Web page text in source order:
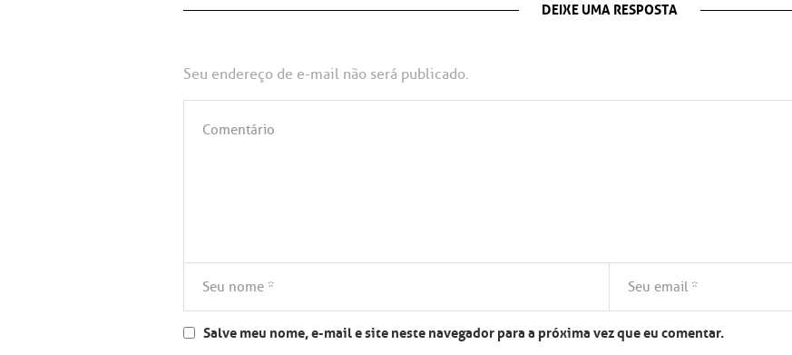
DEIXE UMA RESPOSTA
Seu endereço de e-mail não será publicado.
Salve meu nome, e-mail e site neste navegador para a próxima vez que eu comentar.